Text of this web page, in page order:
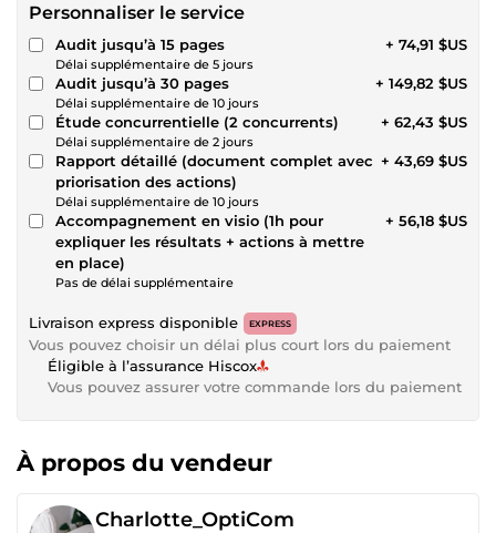
Personnaliser le service
Audit jusqu’à 15 pages
Délai supplémentaire de 5 jours
+ 74,91 $US
Audit jusqu’à 30 pages
Délai supplémentaire de 10 jours
+ 149,82 $US
Étude concurrentielle (2 concurrents)
Délai supplémentaire de 2 jours
+ 62,43 $US
Rapport détaillé (document complet avec
priorisation des actions)
Délai supplémentaire de 10 jours
+ 43,69 $US
Accompagnement en visio (1h pour
expliquer les résultats + actions à mettre
en place)
Pas de délai supplémentaire
+ 56,18 $US
Livraison express disponible EXPRESS
Vous pouvez choisir un délai plus court lors du paiement
Éligible à l’assurance Hiscox
Vous pouvez assurer votre commande lors du paiement
À propos du vendeur
Charlotte_OptiCom